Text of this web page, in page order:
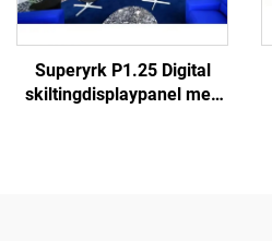
Superyrk P1.25 Digital
skiltingdisplaypanel med